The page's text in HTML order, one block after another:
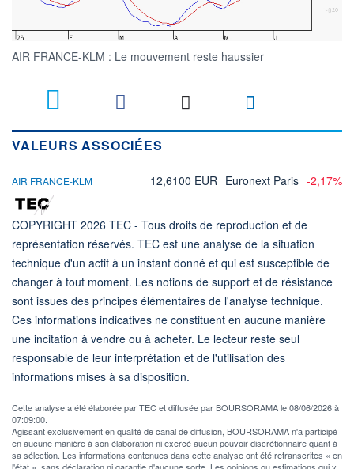
AIR FRANCE-KLM : Le mouvement reste haussier
VALEURS ASSOCIÉES
AIR FRANCE-KLM 12,6100 EUR Euronext Paris -2,17%
COPYRIGHT 2026 TEC - Tous droits de reproduction et de
représentation réservés. TEC est une analyse de la situation
technique d'un actif à un instant donné et qui est susceptible de
changer à tout moment. Les notions de support et de résistance
sont issues des principes élémentaires de l'analyse technique.
Ces informations indicatives ne constituent en aucune manière
une incitation à vendre ou à acheter. Le lecteur reste seul
responsable de leur interprétation et de l'utilisation des
informations mises à sa disposition.
Cette analyse a été élaborée par TEC et diffusée par BOURSORAMA le 08/06/2026 à
07:09:00.
Agissant exclusivement en qualité de canal de diffusion, BOURSORAMA n'a participé
en aucune manière à son élaboration ni exercé aucun pouvoir discrétionnaire quant à
sa sélection. Les informations contenues dans cette analyse ont été retranscrites « en